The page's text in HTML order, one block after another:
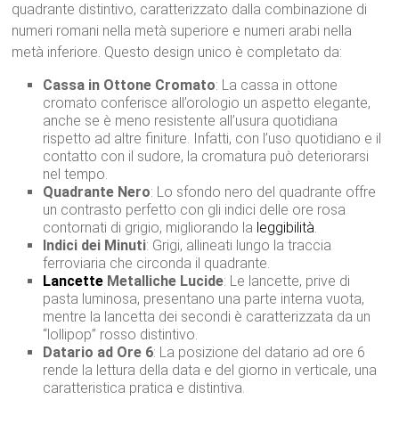
quadrante distintivo, caratterizzato dalla combinazione di
numeri romani nella metà superiore e numeri arabi nella
metà inferiore. Questo design unico è completato da:
Cassa in Ottone Cromato: La cassa in ottone
cromato conferisce all’orologio un aspetto elegante,
anche se è meno resistente all’usura quotidiana
rispetto ad altre finiture. Infatti, con l’uso quotidiano e il
contatto con il sudore, la cromatura può deteriorarsi
nel tempo.
Quadrante Nero: Lo sfondo nero del quadrante offre
un contrasto perfetto con gli indici delle ore rosa
contornati di grigio, migliorando la leggibilità.
Indici dei Minuti: Grigi, allineati lungo la traccia
ferroviaria che circonda il quadrante.
Lancette Metalliche Lucide: Le lancette, prive di
pasta luminosa, presentano una parte interna vuota,
mentre la lancetta dei secondi è caratterizzata da un
“lollipop” rosso distintivo.
Datario ad Ore 6: La posizione del datario ad ore 6
rende la lettura della data e del giorno in verticale, una
caratteristica pratica e distintiva.